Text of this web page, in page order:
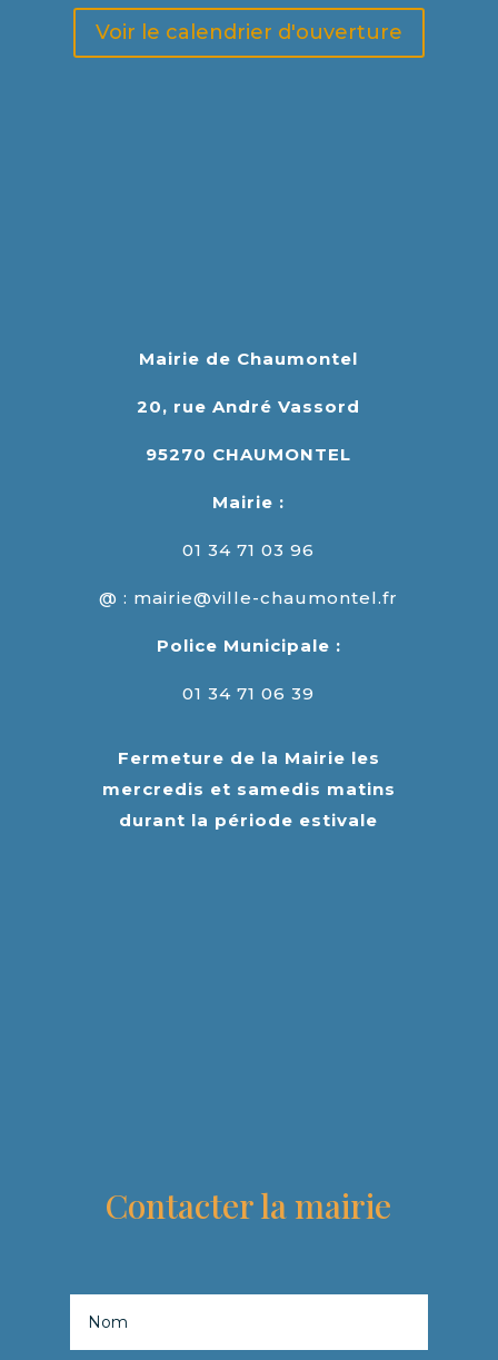
Voir le calendrier d'ouverture
Mairie de Chaumontel
20, rue André Vassord
95270 CHAUMONTEL
Mairie :
01 34 71 03 96
@ : mairie@ville-chaumontel.fr
Police Municipale :
01 34 71 06 39
Fermeture de la Mairie les
mercredis et samedis matins
durant la période estivale
Contacter la mairie